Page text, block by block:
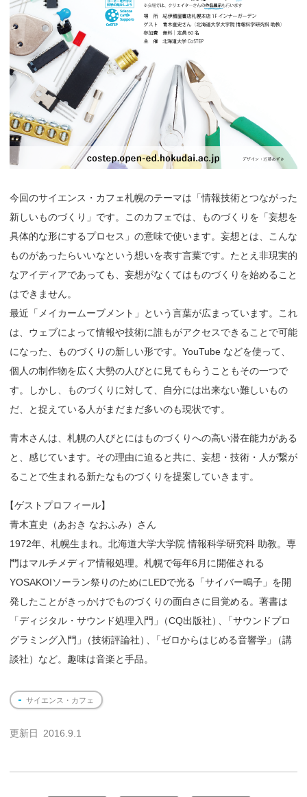
今回のサイエンス・カフェ札幌のテーマは「情報技術とつながった
新しいものづくり」です。このカフェでは、ものづくりを「妄想を
具体的な形にするプロセス」の意味で使います。妄想とは、こんな
ものがあったらいいなという想いを表す言葉です。たとえ非現実的
なアイディアであっても、妄想がなくてはものづくりを始めること
はできません。
最近「メイカームーブメント」という言葉が広まっています。これ
は、ウェブによって情報や技術に誰もがアクセスできることで可能
になった、ものづくりの新しい形です。YouTube などを使って、
個人の制作物を広く大勢の人びとに見てもらうこともその一つで
す。しかし、ものづくりに対して、自分には出来ない難しいもの
だ、と捉えている人がまだまだ多いのも現状です。
青木さんは、札幌の人びとにはものづくりへの高い潜在能力がある
と、感じています。その理由に迫ると共に、妄想・技術・人が繋が
ることで生まれる新たなものづくりを提案していきます。
【ゲストプロフィール】
青木直史（あおき なおふみ）さん
1972年、札幌生まれ。北海道大学大学院 情報科学研究科 助教。専
門はマルチメディア情報処理。札幌で毎年6月に開催される
YOSAKOIソーラン祭りのためにLEDで光る「サイバー鳴子」を開
発したことがきっかけでものづくりの面白さに目覚める。著書は
「ディジタル・サウンド処理入門 」 （CQ出版社）
「サウンドプロ
グラミング入門 」 （技術評論社） 「ゼロからはじめる音響学 」
（講
談社）など。趣味は音楽と手品。
サイエンス・カフェ
更新日 2016.9.1
投